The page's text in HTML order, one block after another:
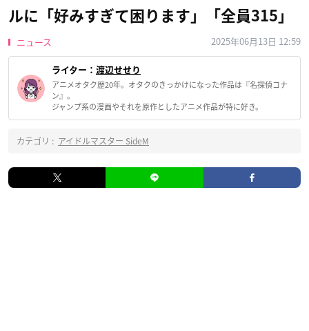
ルに「好みすぎて困ります」「全員315」
ニュース 2025年06月13日 12:59
ライター： 渡辺せせり
アニメオタク歴20年。オタクのきっかけになった作品は『名探偵コナ
ン』。
ジャンプ系の漫画やそれを原作としたアニメ作品が特に好き。
カテゴリ : アイドルマスター SideM